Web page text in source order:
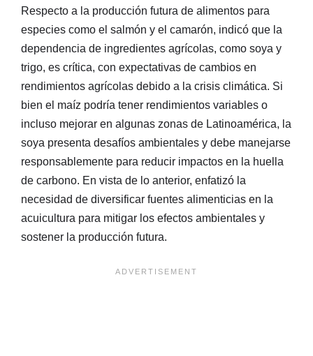
Respecto a la producción futura de alimentos para
especies como el salmón y el camarón, indicó que la
dependencia de ingredientes agrícolas, como soya y
trigo, es crítica, con expectativas de cambios en
rendimientos agrícolas debido a la crisis climática. Si
bien el maíz podría tener rendimientos variables o
incluso mejorar en algunas zonas de Latinoamérica, la
soya presenta desafíos ambientales y debe manejarse
responsablemente para reducir impactos en la huella
de carbono. En vista de lo anterior, enfatizó la
necesidad de diversificar fuentes alimenticias en la
acuicultura para mitigar los efectos ambientales y
sostener la producción futura.